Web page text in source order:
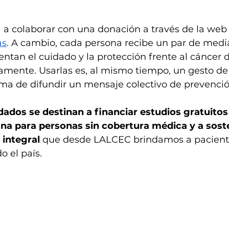
colaborar con una donación a través de la web
. A cambio, cada persona recibe un par de
el cuidado y la protección frente al cáncer
Usarlas es, al mismo tiempo, un gesto
de difundir un mensaje colectivo de
se destinan a financiar estudios
para personas sin cobertura médica y a
integral que desde LALCEC brindamos a
el país.